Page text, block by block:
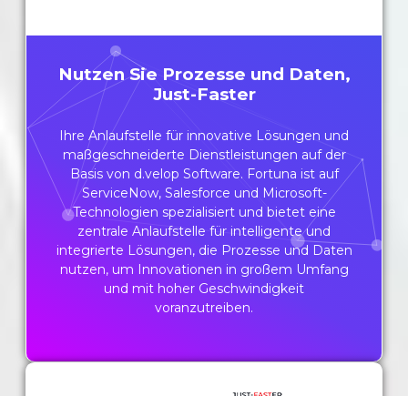
Nutzen Sie Prozesse und Daten,
Just-Faster
Ihre Anlaufstelle für innovative Lösungen und
maßgeschneiderte Dienstleistungen auf der
Basis von d.velop Software. Fortuna ist auf
ServiceNow, Salesforce und Microsoft-
Technologien spezialisiert und bietet eine
zentrale Anlaufstelle für intelligente und
integrierte Lösungen, die Prozesse und Daten
nutzen, um Innovationen in großem Umfang
und mit hoher Geschwindigkeit
voranzutreiben.